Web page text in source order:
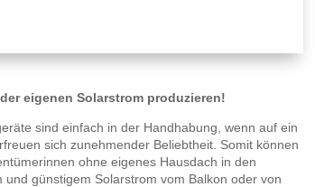
eigenen Solarstrom produzieren!
sind einfach in der Handhabung, wenn auf ein
sich zunehmender Beliebtheit. Somit können
ohne eigenes Hausdach in den
günstigem Solarstrom vom Balkon oder von